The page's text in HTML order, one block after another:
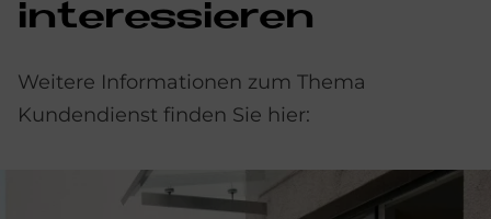
interessieren
Weitere Informationen zum Thema
Kundendienst finden Sie hier: